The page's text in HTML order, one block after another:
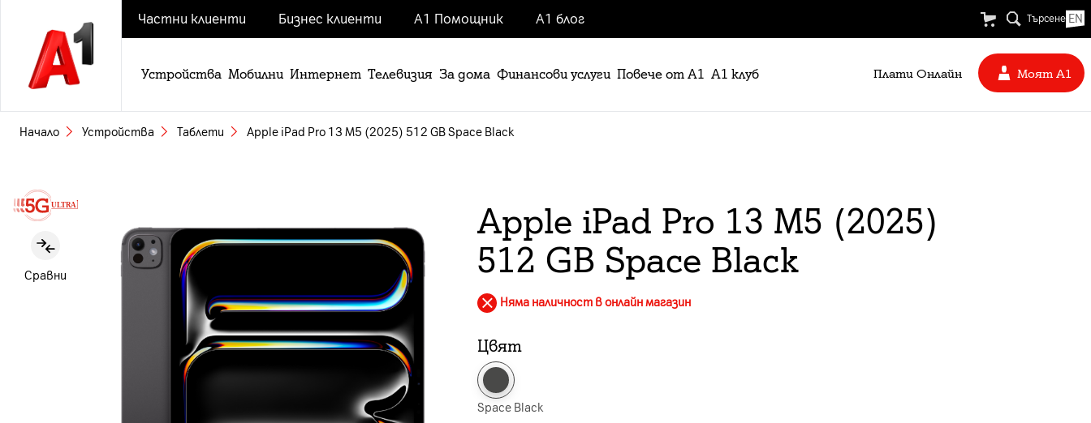
Частни клиенти Бизнес клиенти А1 Помощник А1 блог Търсене EN
Устройства Мобилни Интернет Телевизия За дома Финансови услуги Повече от А1 А1 клуб Плати Oнлайн Моят А1
Начало Устройства Таблети Apple iPad Pro 13 M5 (2025) 512 GB Space Black
Сравни
Slide 1 of 3
Apple iPad Pro 13 M5 (2025)
512 GB Space Black
Няма наличност в онлайн магазин
Цвят
Space Black